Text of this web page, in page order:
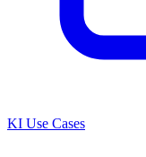
KI Use Cases